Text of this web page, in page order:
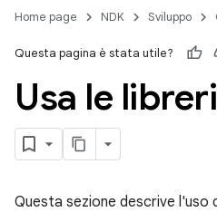
Home page NDK Sviluppo
Questa pagina è stata utile?
Usa le
Questa sezione descrive l'uso